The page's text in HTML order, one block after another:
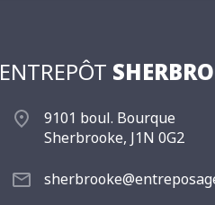
ENTREPÔT
9101 boul. Bourque
Sherbrooke, J1N 0G2